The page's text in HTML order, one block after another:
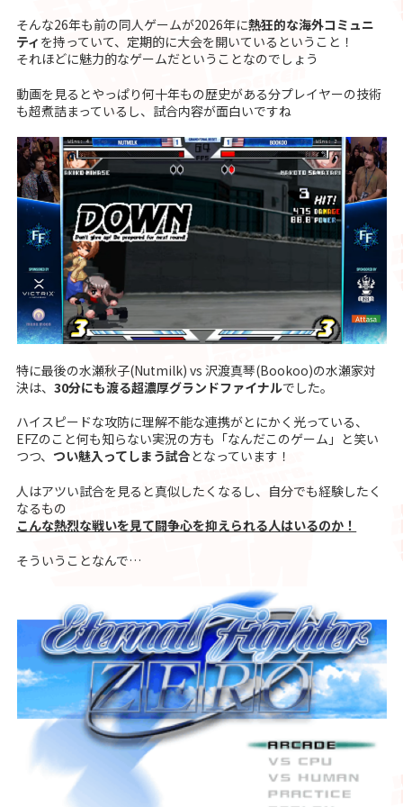
そんな26年も前の同人ゲームが2026年に熱狂的な海外コミュニ
ティ を持っていて、定期的に大会を開いているということ！
それほどに魅力的なゲームだということなのでしょう
動画を見るとやっぱり何十年もの歴史がある分プレイヤーの技術
も超煮詰まっているし、試合内容が面白いですね
特に最後の水瀬秋子(Nutmilk) vs 沢渡真琴(Bookoo)の水瀬家対
決は、30分にも渡る超濃厚グランドファイナルでした。
ハイスピードな攻防に理解不能な連携がとにかく光っている、
EFZのこと何も知らない実況の方も「なんだこのゲーム」と笑い
つつ、 つい魅入ってしまう試合となっています！
人はアツい試合を見ると真似したくなるし、自分でも経験したく
なるもの
こんな熱烈な戦いを見て闘争心を抑えられる人はいるのか！
そういうことなんで…